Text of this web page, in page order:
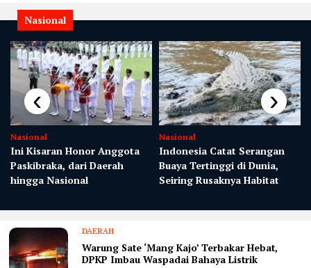
Nasional
Nasional
Ini Kisaran Honor Anggota
Paskibraka, dari Daerah
hingga Nasional
Nasional
Indonesia Catat Serangan
Buaya Tertinggi di Dunia,
Seiring Rusaknya Habitat
‹ ›
DAERAH
Warung Sate ‘Mang Kajo’ Terbakar Hebat,
DPKP Imbau Waspadai Bahaya Listrik